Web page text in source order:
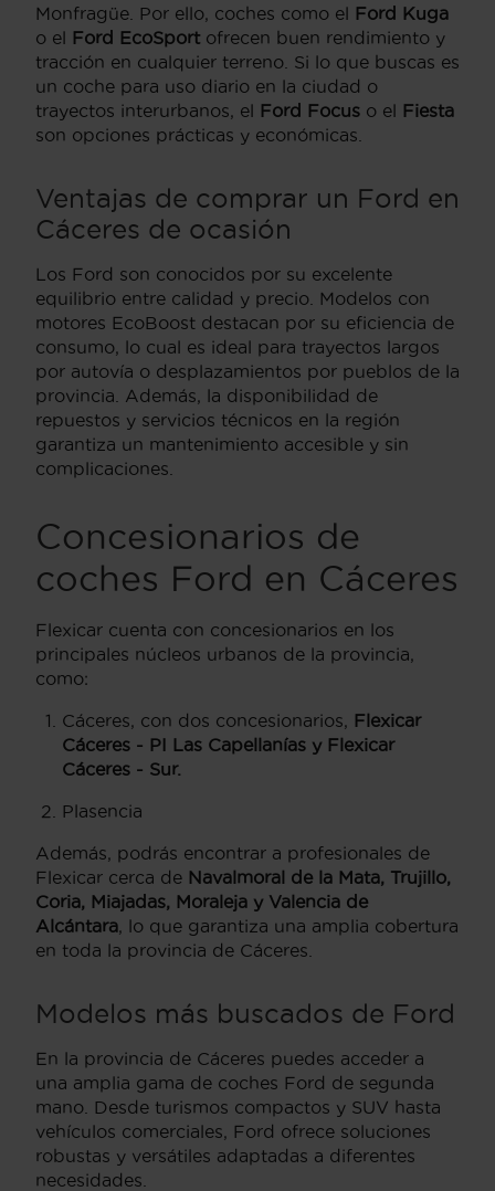
Monfragüe. Por ello, coches como el Ford Kuga
o el Ford EcoSport ofrecen buen rendimiento y
tracción en cualquier terreno. Si lo que buscas es
un coche para uso diario en la ciudad o
trayectos interurbanos, el Ford Focus o el Fiesta
son opciones prácticas y económicas.
Ventajas de comprar un Ford en
Cáceres de ocasión
Los Ford son conocidos por su excelente
equilibrio entre calidad y precio. Modelos con
motores EcoBoost destacan por su eficiencia de
consumo, lo cual es ideal para trayectos largos
por autovía o desplazamientos por pueblos de la
provincia. Además, la disponibilidad de
repuestos y servicios técnicos en la región
garantiza un mantenimiento accesible y sin
complicaciones.
Concesionarios de
coches Ford en Cáceres
Flexicar cuenta con concesionarios en los
principales núcleos urbanos de la provincia,
como:
Cáceres, con dos concesionarios, Flexicar
Cáceres - PI Las Capellanías y Flexicar
Cáceres - Sur.
Plasencia
Además, podrás encontrar a profesionales de
Flexicar cerca de Navalmoral de la Mata, Trujillo,
Coria, Miajadas, Moraleja y Valencia de
Alcántara , lo que garantiza una amplia cobertura
en toda la provincia de Cáceres.
Modelos más buscados de Ford
En la provincia de Cáceres puedes acceder a
una amplia gama de coches Ford de segunda
mano. Desde turismos compactos y SUV hasta
vehículos comerciales, Ford ofrece soluciones
robustas y versátiles adaptadas a diferentes
necesidades.